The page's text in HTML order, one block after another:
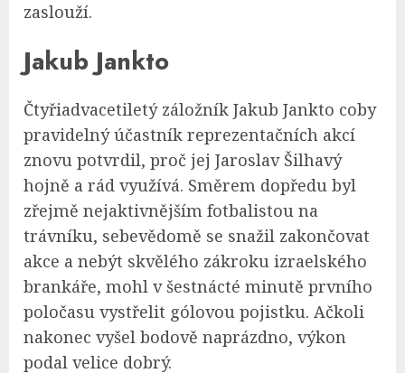
zaslouží.
Jakub Jankto
Čtyřiadvacetiletý záložník Jakub Jankto coby
pravidelný účastník reprezentačních akcí
znovu potvrdil, proč jej Jaroslav Šilhavý
hojně a rád využívá. Směrem dopředu byl
zřejmě nejaktivnějším fotbalistou na
trávníku, sebevědomě se snažil zakončovat
akce a nebýt skvělého zákroku izraelského
brankáře, mohl v šestnácté minutě prvního
poločasu vystřelit gólovou pojistku. Ačkoli
nakonec vyšel bodově naprázdno, výkon
podal velice dobrý.